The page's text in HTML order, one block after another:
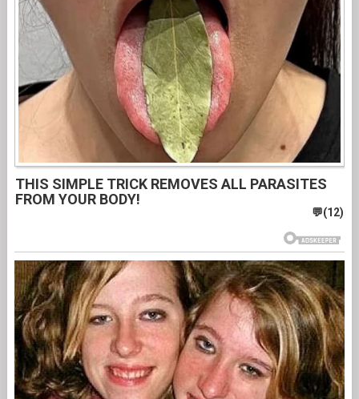
THIS SIMPLE TRICK REMOVES ALL PARASITES
FROM YOUR BODY!